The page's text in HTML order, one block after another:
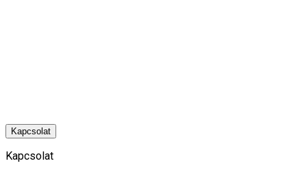
Kapcsolat
Kapcsolat